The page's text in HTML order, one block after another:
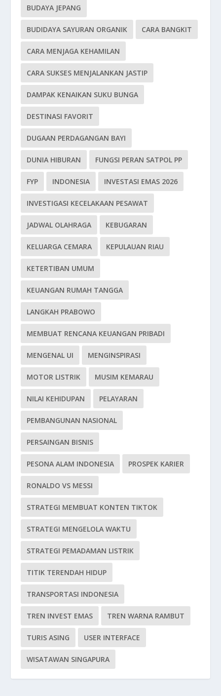
BUDAYA JEPANG
BUDIDAYA SAYURAN ORGANIK CARA BANGKIT
CARA MENJAGA KEHAMILAN
CARA SUKSES MENJALANKAN JASTIP
DAMPAK KENAIKAN SUKU BUNGA
DESTINASI FAVORIT
DUGAAN PERDAGANGAN BAYI
DUNIA HIBURAN FUNGSI PERAN SATPOL PP
FYP INDONESIA INVESTASI EMAS 2026
INVESTIGASI KECELAKAAN PESAWAT
JADWAL OLAHRAGA KEBUGARAN
KELUARGA CEMARA KEPULAUAN RIAU
KETERTIBAN UMUM
KEUANGAN RUMAH TANGGA
LANGKAH PRABOWO
MEMBUAT RENCANA KEUANGAN PRIBADI
MENGENAL UI MENGINSPIRASI
MOTOR LISTRIK MUSIM KEMARAU
NILAI KEHIDUPAN PELAYARAN
PEMBANGUNAN NASIONAL
PERSAINGAN BISNIS
PESONA ALAM INDONESIA PROSPEK KARIER
RONALDO VS MESSI
STRATEGI MEMBUAT KONTEN TIKTOK
STRATEGI MENGELOLA WAKTU
STRATEGI PEMADAMAN LISTRIK
TITIK TERENDAH HIDUP
TRANSPORTASI INDONESIA
TREN INVEST EMAS TREN WARNA RAMBUT
TURIS ASING USER INTERFACE
WISATAWAN SINGAPURA